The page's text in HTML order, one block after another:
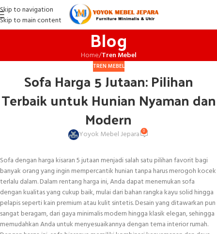
Skip to navigation
Skip to main content
Blog
Home/Tren Mebel
TREN MEBEL
Sofa Harga 5 Jutaan: Pilihan
Terbaik untuk Hunian Nyaman dan
Modern
Yoyok Mebel Jepara 0
Sofa dengan harga kisaran 5 jutaan menjadi salah satu pilihan favorit bagi
banyak orang yang ingin mempercantik hunian tanpa harus merogoh kocek
terlalu dalam. Dalam rentang harga ini, Anda dapat menemukan sofa
dengan kualitas yang cukup baik, mulai dari bahan rangka kayu solid hingga
pelapis seperti kain premium atau kulit sintetis. Desain yang ditawarkan pun
sangat beragam, dari gaya minimalis modern hingga klasik elegan, sehingga
memudahkan Anda untuk menyesuaikannya dengan tema interior rumah.